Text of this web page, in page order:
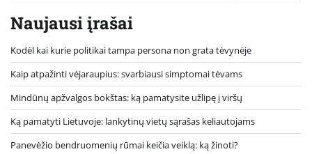
Naujausi įrašai
Kodėl kai kurie politikai tampa persona non grata tėvynėje
Kaip atpažinti vėjaraupius: svarbiausi simptomai tėvams
Mindūnų apžvalgos bokštas: ką pamatysite užlipę į viršų
Ką pamatyti Lietuvoje: lankytinų vietų sąrašas keliautojams
Panevėžio bendruomenių rūmai keičia veiklą: ką žinoti?